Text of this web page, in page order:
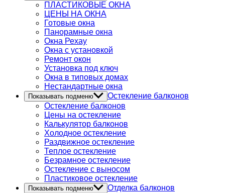
ПЛАСТИКОВЫЕ ОКНА
ЦЕНЫ НА ОКНА
Готовые окна
Панорамные окна
Окна Рехау
Окна с установкой
Ремонт окон
Установка под ключ
Окна в типовых домах
Нестандартные окна
Показывать подменю
Остекление балконов
Остекление балконов
Цены на остекление
Калькулятор балконов
Холодное остекление
Раздвижное остекление
Теплое остекление
Безрамное остекление
Остекление с выносом
Пластиковое остекление
Показывать подменю
Отделка балконов